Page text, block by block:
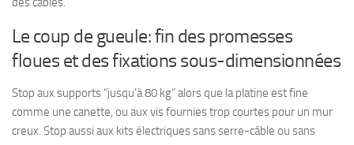
Le coup de gueule: fin des promesses
floues et des fixations sous-dimensionnées
Stop aux supports “jusqu’à 80 kg” alors que la platine est fine
comme une canette, ou aux vis fournies trop courtes pour un mur
creux. Stop aussi aux kits électriques sans serre-câble ou sans